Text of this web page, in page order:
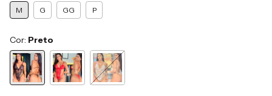
M G GG P
Cor: Preto